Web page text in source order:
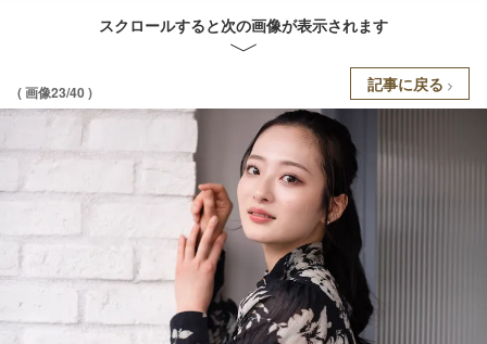
スクロールすると次の画像が表示されます
( 画像23/40 ) 記事に戻る